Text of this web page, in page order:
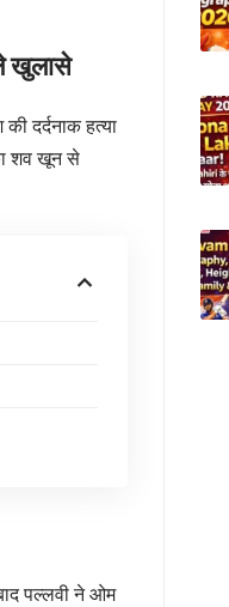
खुलासे
दर्दनाक हत्या
शव खून से
पल्लवी ने ओम